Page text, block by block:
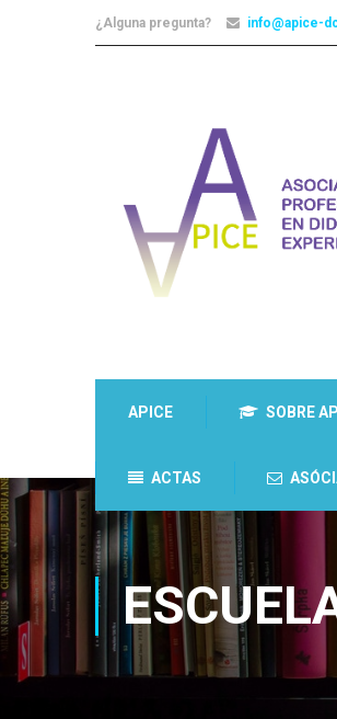
¿Alguna pregunta? info@apice-
APICE SOBRE
ACTAS